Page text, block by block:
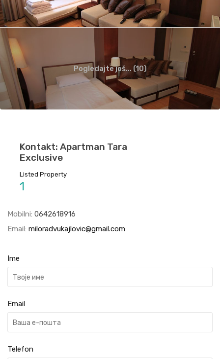
Pogledajte još... (10)
Kontakt: Apartman Tara
Exclusive
Listed Property
1
Mobilni: 0642618916
Email: miloradvukajlovic@gmail.com
Ime
Email
Telefon